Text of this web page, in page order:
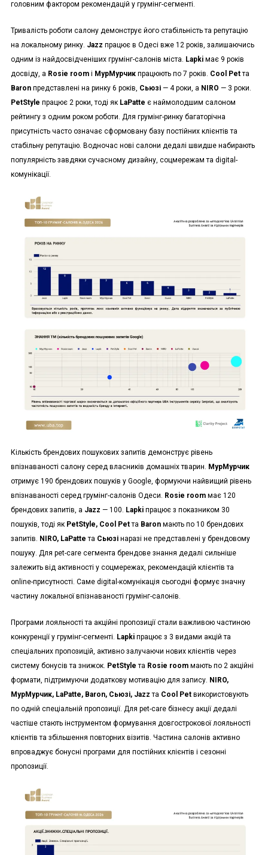
головним фактором рекомендацій у грумінг-сегменті.
Тривалість роботи салону демонструє його стабільність та репутацію
на локальному ринку. Jazz працює в Одесі вже 12 років, залишаючись
одним із найдосвідченіших грумінг-салонів міста. Lapki має 9 років
досвіду, а Rosie roomі МурМурчик працюють по 7 років. Cool Petта
Baron представлені на ринку 6 років, Сьюзі — 4 роки, а NIRO — 3 роки.
PetStyle працює 2 роки, тоді як LaPatte є наймолодшим салоном
рейтингу з одним роком роботи. Для грумінг-ринку багаторічна
присутність часто означає сформовану базу постійних клієнтів та
стабільну репутацію. Водночас нові салони дедалі швидше набирають
популярність завдяки сучасному дизайну, соцмережам та digital-
комунікації.
Кількість брендових пошукових запитів демонструє рівень
впізнаваності салону серед власників домашніх тварин. МурМурчик
отримує 190 брендових пошуків у Google, формуючи найвищий рівень
впізнаваності серед грумінг-салонів Одеси. Rosie roomмає 120
брендових запитів, а Jazz — 100. Lapki працює з показником 30
пошуків, тоді якPetStyle, Cool Petта Baronмають по 10 брендових
запитів. NIRO, LaPatteта Сьюзі наразі не представлені у брендовому
пошуку. Для pet-care сегмента брендове знання дедалі сильніше
залежить від активності у соцмережах, рекомендацій клієнтів та
online-присутності. Саме digital-комунікація сьогодні формує значну
частину локальної впізнаваності грумінг-салонів.
Програми лояльності та акційні пропозиції стали важливою частиною
конкуренції у грумінг-сегменті. Lapki працює з 3 видами акцій та
спеціальних пропозицій, активно залучаючи нових клієнтів через
систему бонусів та знижок. PetStyleта Rosie room мають по 2 акційні
формати, підтримуючи додаткову мотивацію для запису. NIRO,
МурМурчик, LaPatte, Baron, Сьюзі, Jazz та Cool Petвикористовують
по одній спеціальній пропозиції. Для pet-care бізнесу акції дедалі
частіше стають інструментом формування довгострокової лояльності
клієнтів та збільшення повторних візитів. Частина салонів активно
впроваджує бонусні програми для постійних клієнтів і сезонні
пропозиції.